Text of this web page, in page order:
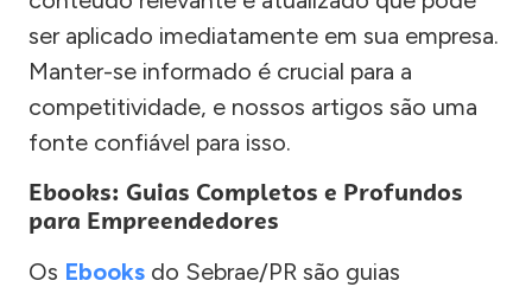
ser aplicado imediatamente em sua empresa.
Manter-se informado é crucial para a
competitividade, e nossos artigos são uma
fonte confiável para isso.
Ebooks: Guias Completos e Profundos
para Empreendedores
Os Ebooks do Sebrae/PR são guias